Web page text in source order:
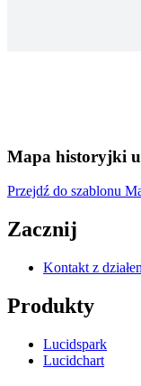
Mapa historyjki
Przejdź do szablonu
Zacznij
Kontakt z
Produkty
Lucidspark
Lucidchart